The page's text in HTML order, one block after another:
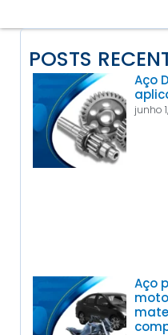
POSTS
Aço
junho
Aço